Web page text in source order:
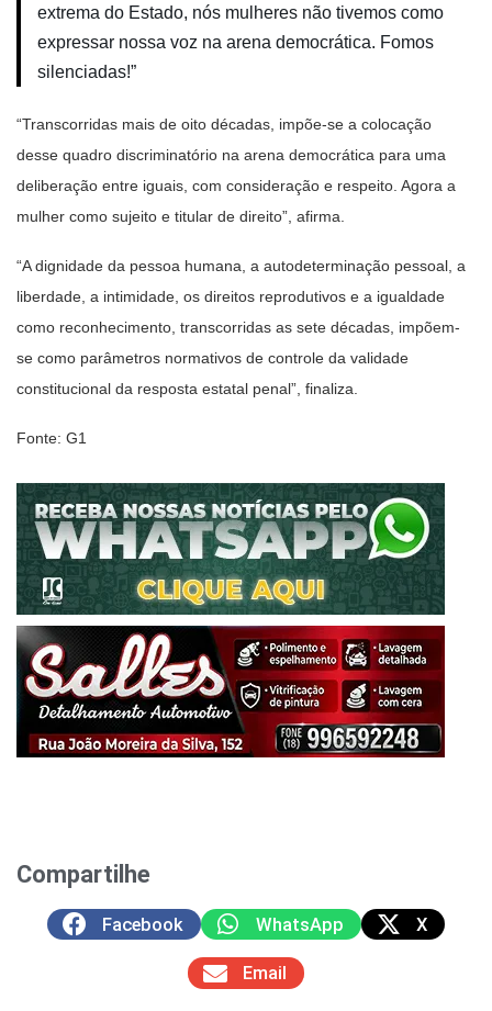
extrema do Estado, nós mulheres não tivemos como
expressar nossa voz na arena democrática. Fomos
silenciadas!”
“Transcorridas mais de oito décadas, impõe-se a colocação
desse quadro discriminatório na arena democrática para uma
deliberação entre iguais, com consideração e respeito. Agora a
mulher como sujeito e titular de direito”, afirma.
“A dignidade da pessoa humana, a autodeterminação pessoal, a
liberdade, a intimidade, os direitos reprodutivos e a igualdade
como reconhecimento, transcorridas as sete décadas, impõem-
se como parâmetros normativos de controle da validade
constitucional da resposta estatal penal”, finaliza.
Fonte: G1
Compartilhe
Facebook WhatsApp X
Email